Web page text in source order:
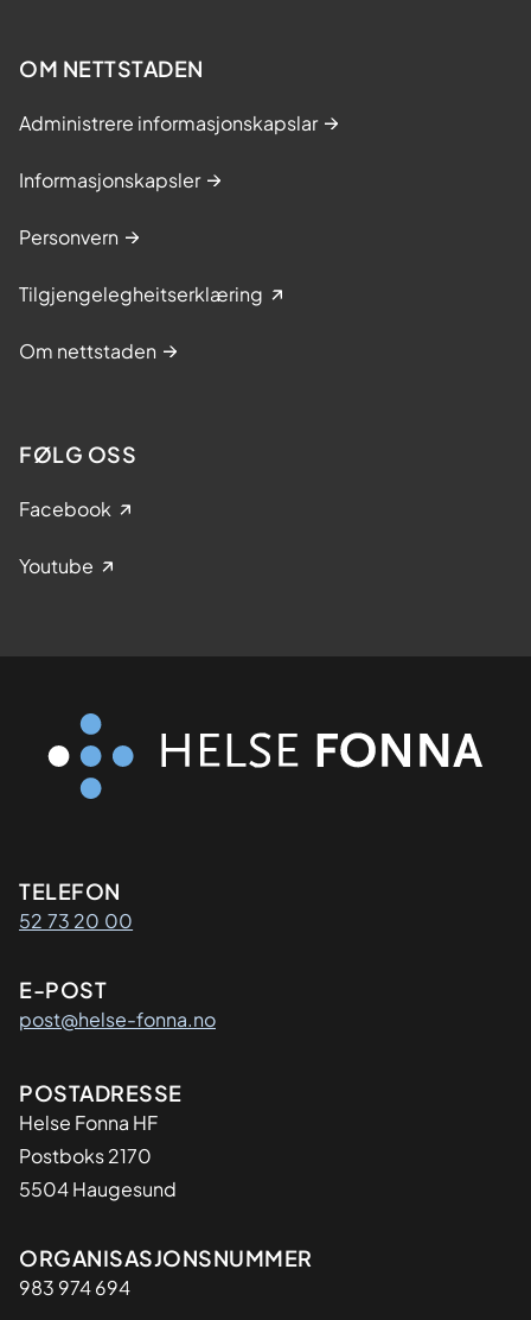
OM NETTSTADEN
Administrere informasjonskapslar
Informasjonskapsler
Personvern
Tilgjengelegheitserklæring
Om nettstaden
FØLG OSS
Facebook
Youtube
Kontaktinformasjon
TELEFON
52 73 20 00
E-POST
post@helse-fonna.no
Adresse
POSTADRESSE
​Helse Fonna HF
Postboks 2170
5504 Haugesund
Organisasjon
ORGANISASJONSNUMMER
983 974 694